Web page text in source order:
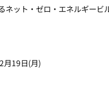
ネット・ゼロ・エネルギー
月19日(月)